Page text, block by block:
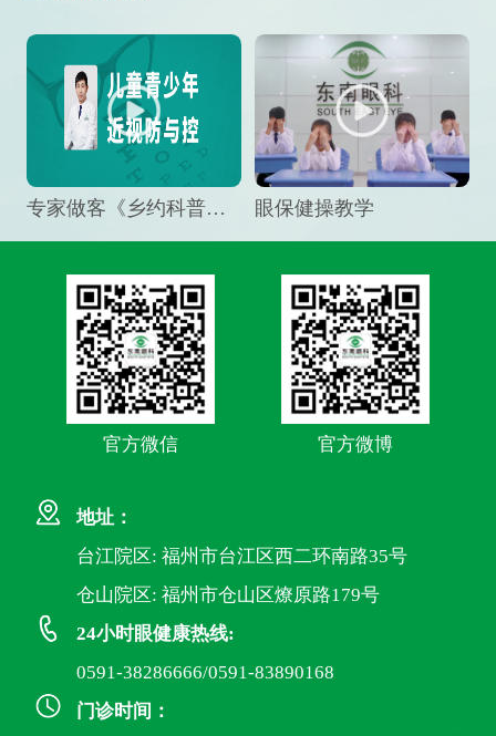
专家做客《乡约科普》栏目，预防孩子近视竟然这么“简单” 眼保健操教学
官方微信 官方微博
地址：
台江院区: 福州市台江区西二环南路35号
仓山院区: 福州市仓山区燎原路179号
24小时眼健康热线:
0591-38286666/0591-83890168
门诊时间：